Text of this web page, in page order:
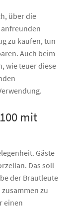
über die
anfreunden
zu kaufen, tun
Auch beim
wie teuer diese
mit
Gäste
Das soll
der Brautleute
zu
einen